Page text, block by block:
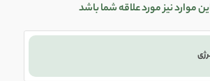
موارد نیز مورد علاقه شما باشد